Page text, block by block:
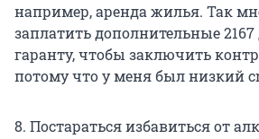
например, аренда жилья. Так
заплатить дополнительные
гаранту, чтобы заключить
потому что у меня был низкий
8. Постараться избавиться от